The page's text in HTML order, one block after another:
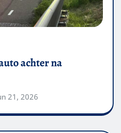
achter na
21, 2026